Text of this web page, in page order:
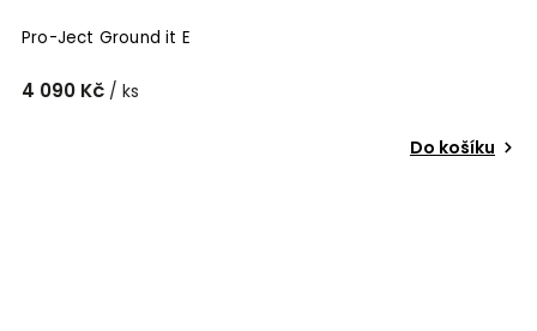
Pro-Ject Ground it E
4 090 Kč / ks
Do košíku